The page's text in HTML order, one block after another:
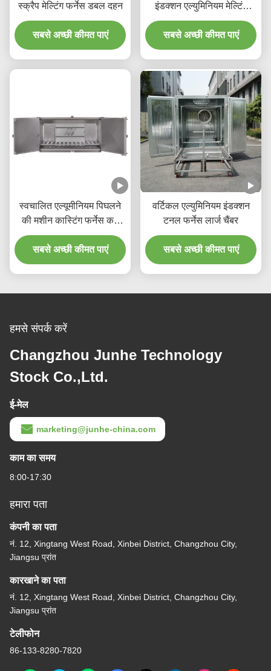
स्क्रैप मेल्टिंग फर्नेस डबल दहन
सबसे अच्छी कीमत पाएं
इंडक्शन एल्युमिनियम मेल्टिंग
मशीन
सबसे अच्छी कीमत पाएं
स्वचालित एल्यूमीनियम पिघलने
की मशीन कास्टिंग फर्नेस कम
शोर
सबसे अच्छी कीमत पाएं
वर्टिकल एल्युमिनियम इंडक्शन
टनल फर्नेस लार्ज चैंबर
सबसे अच्छी कीमत पाएं
हमसे संपर्क करें
Changzhou Junhe Technology
Stock Co.,Ltd.
ई-मेल
marketing@junhe-china.com
काम का समय
8:00-17:30
हमारा पता
कंपनी का पता
नं. 12, Xingtang West Road, Xinbei District, Changzhou City,
Jiangsu प्रांत
कारखाने का पता
नं. 12, Xingtang West Road, Xinbei District, Changzhou City,
Jiangsu प्रांत
टेलीफोन
86-133-8280-7820